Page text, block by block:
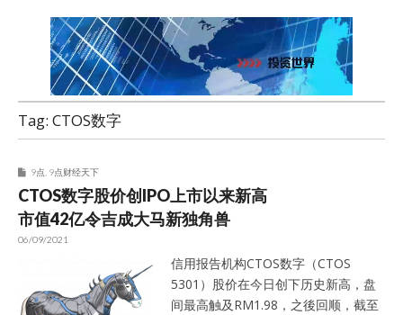
9点股票
Tag: CTOS数字
9点 9点财经天下
CTOS数字股价创IPO上市以来新高
市值42亿令吉成大马新独角兽
06/09/2021
信用报告机构CTOS数字（CTOS
5301）股价在今日创下历史新高，盘
间最高触及RM1.98，之後回顺，截至